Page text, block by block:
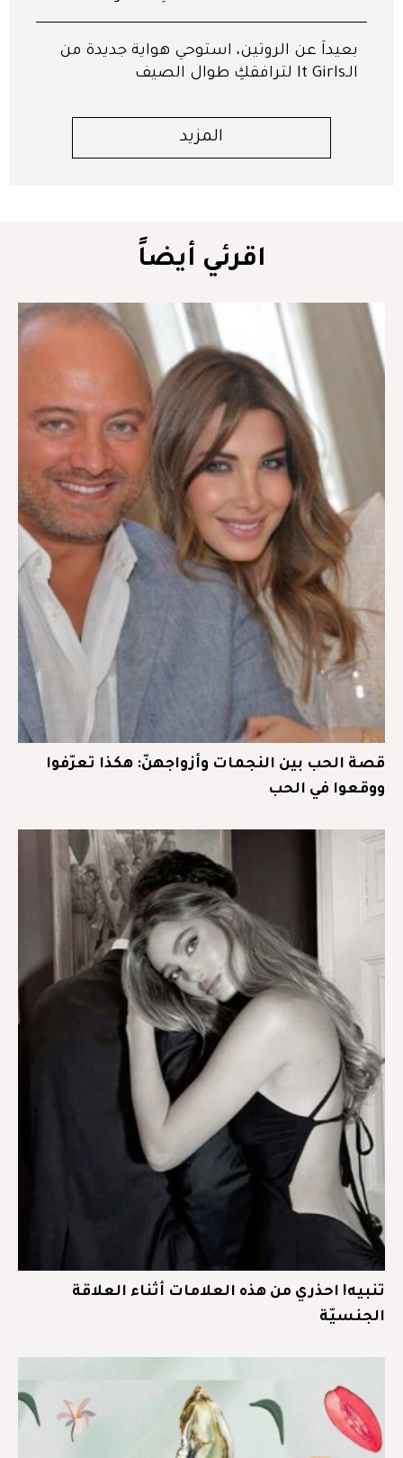
بعيداً عن الروتين، استوحي هواية جديدة من
الـIt Girls لترافقكِ طوال الصيف
المزيد
اقرئي أيضاً
قصة الحب بين النجمات وأزواجهنّ: هكذا تعرّفوا
ووقعوا في الحب
تنبيه! احذري من هذه العلامات أثناء العلاقة
الجنسيّة